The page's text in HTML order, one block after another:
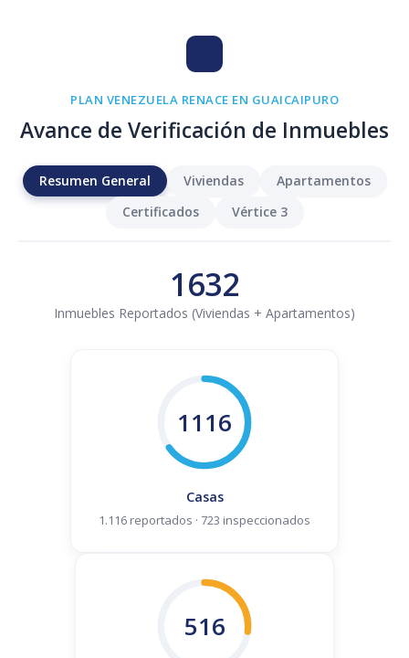
PLAN VENEZUELA RENACE EN GUAICAIPURO
Avance de Verificación de Inmuebles
Resumen General Viviendas
Apartamentos
Certificados
Vértice 3
1632
Inmuebles Reportados (Viviendas + Apartamentos)
1116
Casas
1.116 reportados · 723 inspeccionados
516